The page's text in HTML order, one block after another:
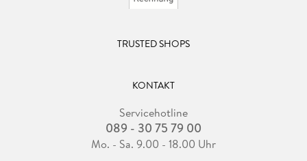
TRUSTED SHOPS
KONTAKT
Servicehotline
089 - 30 75 79 00
Mo. - Sa. 9.00 - 18.00 Uhr